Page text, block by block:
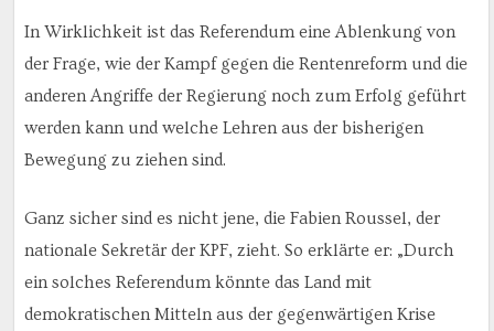
In Wirklichkeit ist das Referendum eine Ablenkung von
der Frage, wie der Kampf gegen die Rentenreform und die
anderen Angriffe der Regierung noch zum Erfolg geführt
werden kann und welche Lehren aus der bisherigen
Bewegung zu ziehen sind.
Ganz sicher sind es nicht jene, die Fabien Roussel, der
nationale Sekretär der KPF, zieht. So erklärte er: „Durch
ein solches Referendum könnte das Land mit
demokratischen Mitteln aus der gegenwärtigen Krise